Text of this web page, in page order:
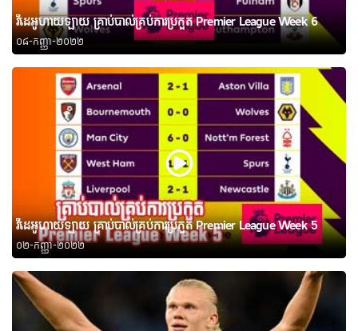
វីដេអូហាយឡាយ គ្រាប់បាល់គ្រប់ការប្រកួត Premier League Week 6
០៨-កញ្ញា-២០២២
វីដេអូហាយឡាយ គ្រាប់បាល់គ្រប់ការប្រកួត Premier League Week 5
០២-កញ្ញា-២០២២